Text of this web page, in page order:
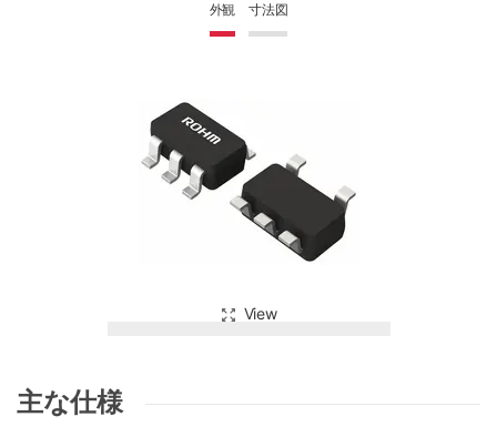
外観 寸法図
View
主な仕様